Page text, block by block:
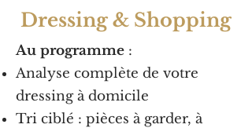
Dressing & Shopping
Au programme :
Analyse complète de votre
dressing à domicile
Tri ciblé : pièces à garder, à